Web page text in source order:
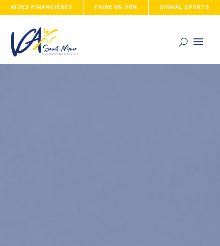
AIDES FINANCIÈRES FAIRE UN DON SIGNAL SPORTS